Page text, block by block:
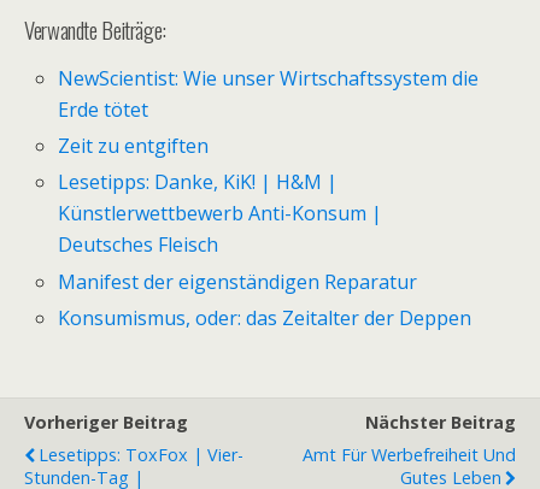
Verwandte Beiträge:
NewScientist: Wie unser Wirtschaftssystem die
Erde tötet
Zeit zu entgiften
Lesetipps: Danke, KiK! | H&M |
Künstlerwettbewerb Anti-Konsum |
Deutsches Fleisch
Manifest der eigenständigen Reparatur
Konsumismus, oder: das Zeitalter der Deppen
Vorheriger Beitrag
Lesetipps: ToxFox | Vier-
Stunden-Tag |
Nächster Beitrag
Amt Für Werbefreiheit Und
Gutes Leben